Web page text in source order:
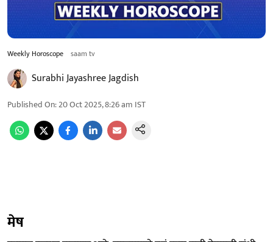
Weekly Horoscope saam tv
Surabhi Jayashree Jagdish
Published On:20 Oct 2025, 8:26 am IST
मेष